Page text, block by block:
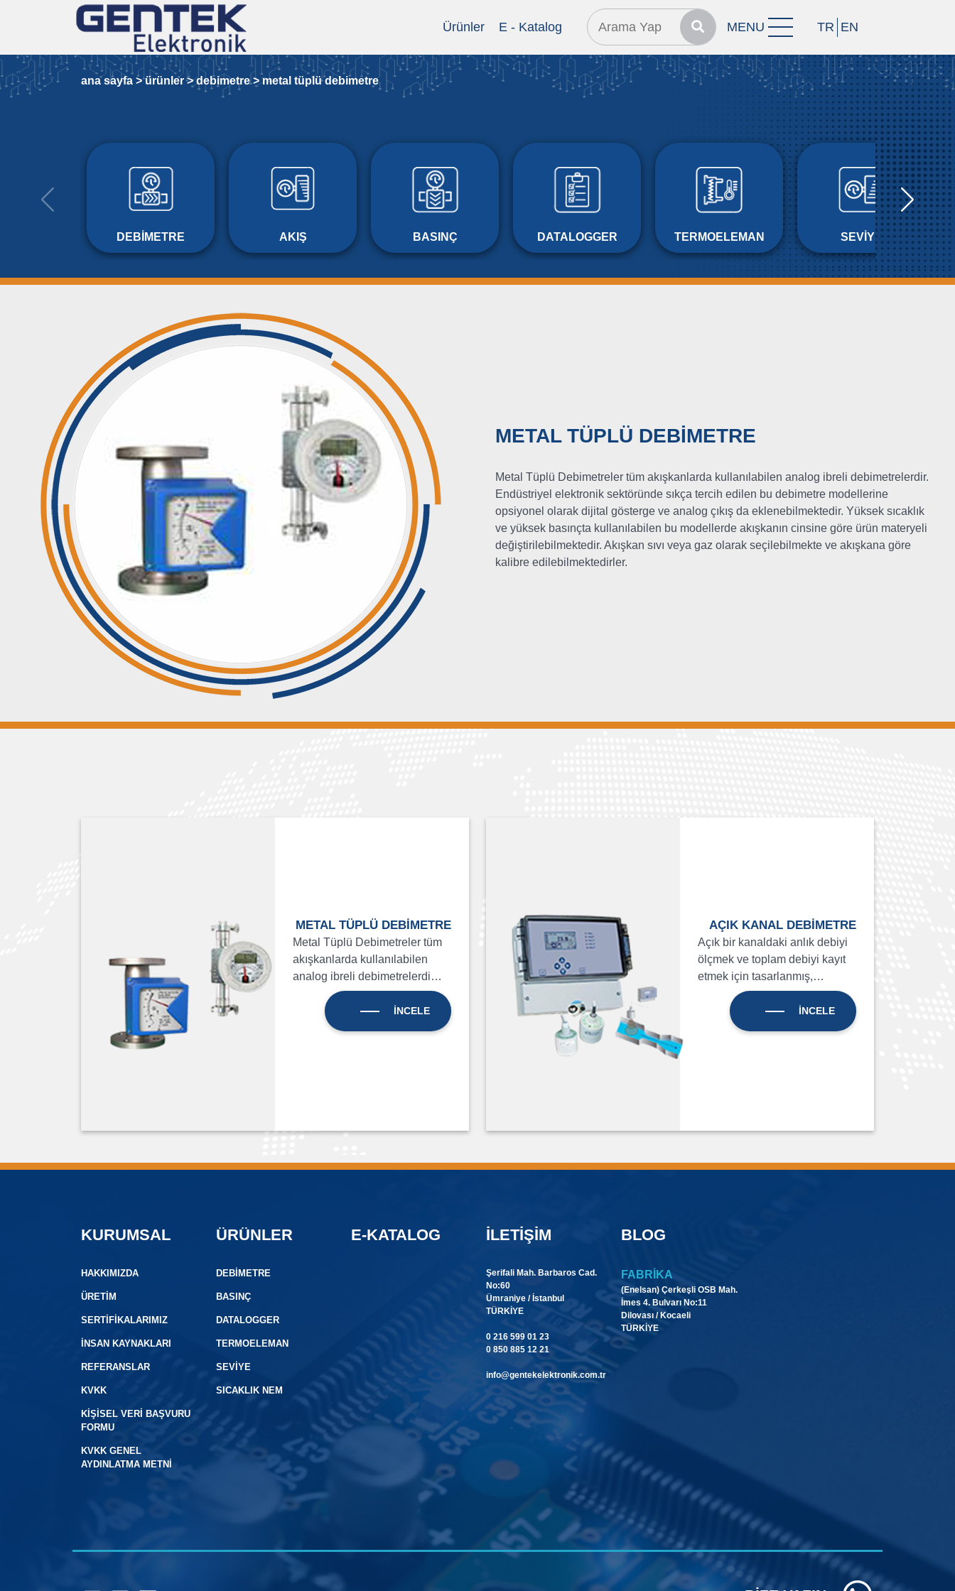
Ürünler E - Katalog MENU TR EN
ana sayfa > ürünler > debimetre >metal tüplü debi̇metre
DEBIMETRE AKIŞ BASINÇ DATALOGGER TERMOELEMAN SEVİYE
METAL TÜPLÜ DEBİMETRE
Metal Tüplü Debimetreler tüm akışkanlarda kullanılabilen analog ibreli debimetrelerdir.
Endüstriyel elektronik sektöründe sıkça tercih edilen bu debimetre modellerine
opsiyonel olarak dijital gösterge ve analog çıkış da eklenebilmektedir. Yüksek sıcaklık
ve yüksek basınçta kullanılabilen bu modellerde akışkanın cinsine göre ürün materyeli
değiştirilebilmektedir. Akışkan sıvı veya gaz olarak seçilebilmekte ve akışkana göre
kalibre edilebilmektedirler.
METAL TÜPLÜ DEBİMETRE
Metal Tüplü Debimetreler tüm
akışkanlarda kullanılabilen
analog ibreli debimetrelerdi…
İNCELE
AÇIK KANAL DEBİMETRE
Açık bir kanaldaki anlık debiyi
ölçmek ve toplam debiyi kayıt
etmek için tasarlanmış,…
İNCELE
KURUMSAL
HAKKIMIZDA
ÜRETIM
SERTIFIKALARIMIZ
İNSAN KAYNAKLARI
REFERANSLAR
KVKK
KIŞISEL VERI BAŞVURU
FORMU
KVKK GENEL
AYDINLATMA METNI
ÜRÜNLER
DEBIMETRE
BASINÇ
DATALOGGER
TERMOELEMAN
SEVİYE
SICAKLIK NEM
E-KATALOG İLETIŞIM
Şerifali Mah. Barbaros Cad.
No:60
Ümraniye / İstanbul
TÜRKİYE
0 216 599 01 23
0 850 885 12 21
info@gentekelektronik.com.tr
BLOG
FABRIKA
(Enelsan) Çerkeşli OSB Mah.
İmes 4. Bulvarı No:11
Dilovası / Kocaeli
TÜRKİYE